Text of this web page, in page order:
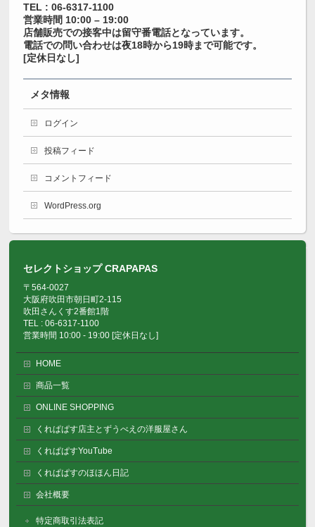
TEL : 06-6317-1100
営業時間 10:00 – 19:00
店舗販売での接客中は留守番電話となっています。
電話での問い合わせは夜18時から19時まで可能です。
[定休日なし]
メタ情報
ログイン
投稿フィード
コメントフィード
WordPress.org
セレクトショップ CRAPAPAS
〒564-0027
大阪府吹田市朝日町2-115
吹田さんくす2番館1階
TEL : 06-6317-1100
営業時間 10:00 - 19:00 [定休日なし]
HOME
商品一覧
ONLINE SHOPPING
くれぱぱす店主とずうべえの洋服屋さん
くれぱぱすYouTube
くれぱぱすのほほん日記
会社概要
特定商取引法表記